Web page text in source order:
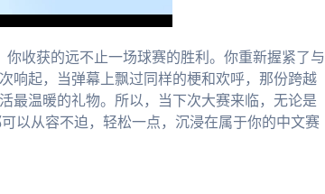
收获的远不止一场球赛的胜利。你重新握紧了与
响起，当弹幕上飘过同样的梗和欢呼，那份跨越
最温暖的礼物。所以，当下次大赛来临，无论是
以从容不迫，轻松一点，沉浸在属于你的中文赛